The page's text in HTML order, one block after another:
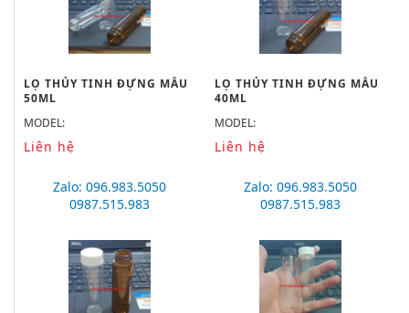
LỌ THỦY TINH ĐỰNG MẪU
50ML
MODEL:
Liên hệ
LỌ THỦY TINH ĐỰNG MẪU
40ML
MODEL:
Liên hệ
Zalo: 096.983.5050
0987.515.983
Zalo: 096.983.5050
0987.515.983